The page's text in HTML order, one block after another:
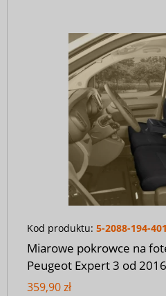
Kod produktu: 5-2088-194-
Miarowe pokrowce na
Peugeot Expert 3 od 2016
359,90 zł